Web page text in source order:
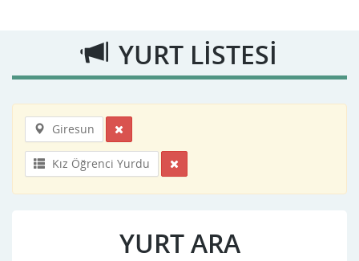
YURT LİSTESİ
Giresun
Kız Öğrenci Yurdu
YURT ARA